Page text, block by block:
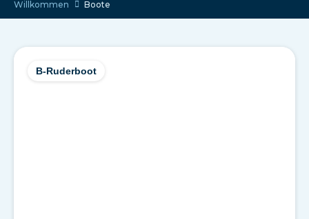
Willkommen Boote
B-Ruderboot